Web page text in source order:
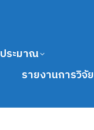
ระมาณ
รายงานการวิจัย